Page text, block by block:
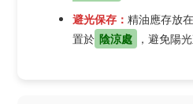
避光保存： 精油應存放在
置於 陰涼處 ，避免陽